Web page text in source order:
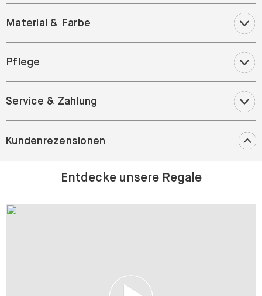
Material & Farbe
Pflege
Service & Zahlung
Kundenrezensionen
Entdecke unsere Regale